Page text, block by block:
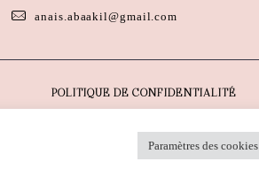
anais.abaakil@gmail.com
POLITIQUE DE CONFIDENTIALITÉ
Paramètres des cookies